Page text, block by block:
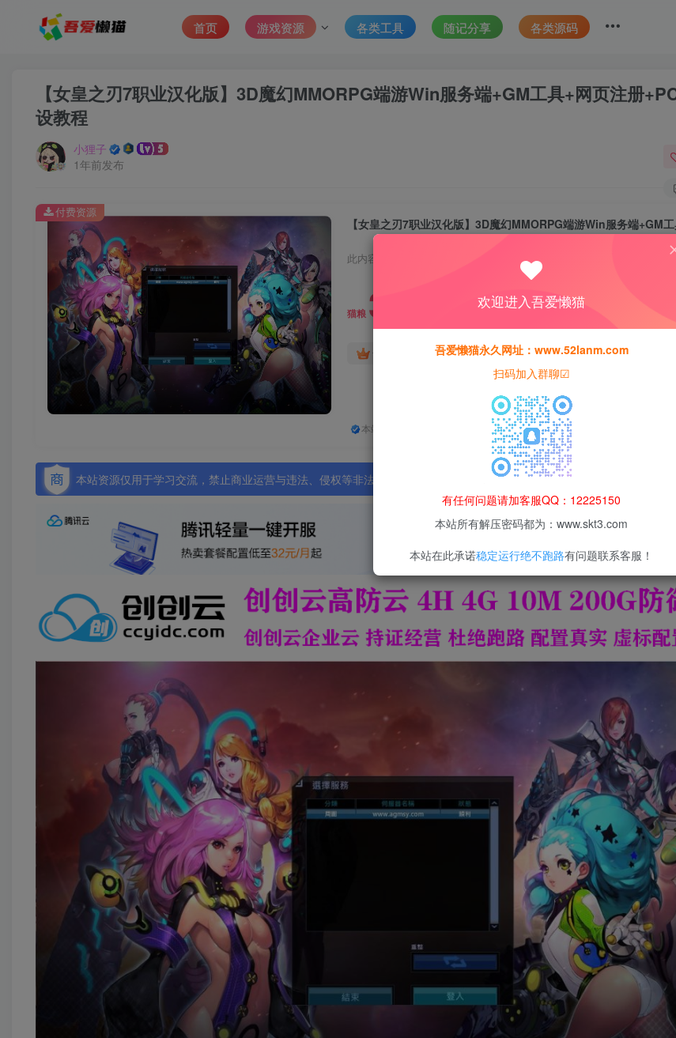
首页 游戏资源 各类工具 随记分享 各类源码
【女皇之刃7职业汉化版】3D魔幻MMORPG端游Win服务端+GM工具+网页注册
设教程
小狸子
1年前发布
此内容为付费资源，请付费后查看
猫粮 30
黄金会员 15 钻石会员免费
本站所有资源均为网络收集整理而来，仅供学习研究使用，请在下载后24h
付费资源
本站资源仅用于学习交流，禁止商业运营与违法、侵权等非法行为；资源下载后请于 24 小时内删除，违规后果由使用者自
欢迎进入吾爱懒猫
吾爱懒猫永久网址：www.52lanm.com
扫码加入群聊☑
有任何问题请加客服QQ：12225150
本站所有解压密码都为：www.skt3.com
本站在此承诺稳定运行绝不跑路有问题联系客服！